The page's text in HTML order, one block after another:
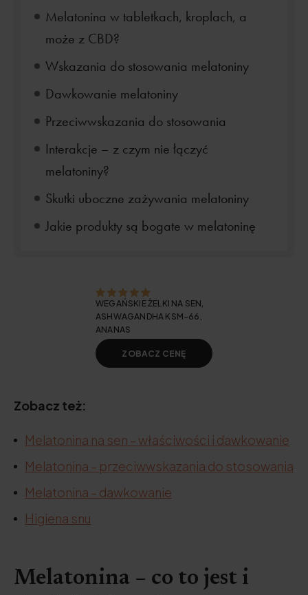
Melatonina w tabletkach, kroplach, a
może z CBD?
Wskazania do stosowania melatoniny
Dawkowanie melatoniny
Przeciwwskazania do stosowania
Interakcje – z czym nie łączyć
melatoniny?
Skutki uboczne zażywania melatoniny
Jakie produkty są bogate w melatoninę
WEGAŃSKIE ŻELKI NA SEN,
ASHWAGANDHA KSM-66,
ANANAS
ZOBACZ CENĘ
Zobacz też:
Melatonina na sen – właściwości i dawkowanie
Melatonina – przeciwwskazania do stosowania
Melatonina – dawkowanie
Higiena snu
Melatonina – co to jest i